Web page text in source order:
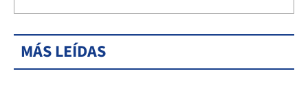
MÁS LEÍDAS